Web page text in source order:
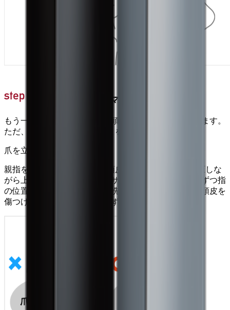
2度目は頭皮をマッサージ洗い
もう一度 3 と同じように髪と頭皮にシャンプーを広げます。
ただ、2回目は頭皮を洗うことを意識してください。
爪を立てない！
親指を除いた4本の指の腹を頭皮に当て、擦らずに指圧しな
がら上下に動かします。マッサージをしながら、少しずつ指
の位置をずらして頭皮全体を洗います。爪を立てると頭皮を
傷つける恐れがあるため、必ず指の腹を使って下さい。